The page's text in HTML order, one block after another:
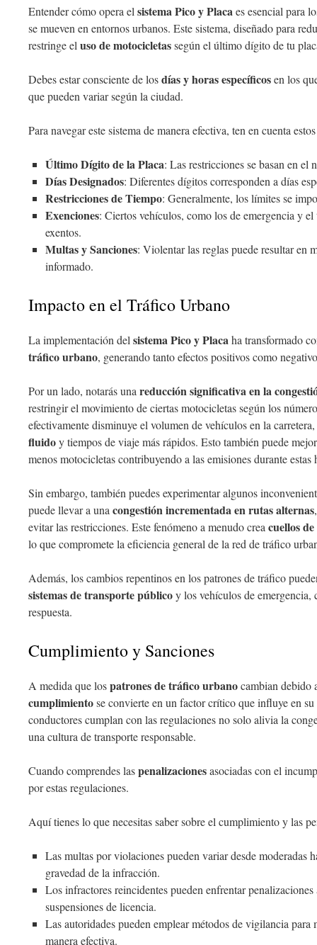
Entender cómo opera el sistema Pico y Placaes esencial para
se mueven en entornos urbanos. Este sistema, diseñado para
restringe el uso de motocicletassegún el último dígito de tu
Debes estar consciente de losdías y horas específicosen los
que pueden variar según la ciudad.
Para navegar este sistema de manera efectiva, ten en cuenta
Último Dígito de la Placa: Las restricciones se basan en el
Días Designados: Diferentes dígitos corresponden a días
Restricciones de Tiempo: Generalmente, los límites se
Exenciones: Ciertos vehículos, como los de emergencia y
exentos.
Multas y Sanciones: Violentar las reglas puede resultar en
informado.
Impacto en el Tráfico Urbano
La implementación del sistema Pico y Placaha transformado
tráfico urbano, generando tanto efectos positivos como
Por un lado, notarás una reducción significativa en la
restringir el movimiento de ciertas motocicletas según los
efectivamente disminuye el volumen de vehículos en la
fluidoy tiempos de viaje más rápidos. Esto también puede
menos motocicletas contribuyendo a las emisiones durante estas
Sin embargo, también puedes experimentar algunos
puede llevar a una congestión incrementada en rutas alternas
evitar las restricciones. Este fenómeno a menudo crea cuellos
lo que compromete la eficiencia general de la red de tráfico
Además, los cambios repentinos en los patrones de tráfico
sistemas de transporte públicoy los vehículos de emergencia,
respuesta.
Cumplimiento y Sanciones
A medida que lospatrones de tráfico urbanocambian debido
cumplimientose convierte en un factor crítico que influye en su
conductores cumplan con las regulaciones no solo alivia la
una cultura de transporte responsable.
Cuando comprendes laspenalizacionesasociadas con el
por estas regulaciones.
Aquí tienes lo que necesitas saber sobre el cumplimiento y las
Las multas por violaciones pueden variar desde moderadas
gravedad de la infracción.
Los infractores reincidentes pueden enfrentar
suspensiones de licencia.
Las autoridades pueden emplear métodos de vigilancia
manera efectiva.